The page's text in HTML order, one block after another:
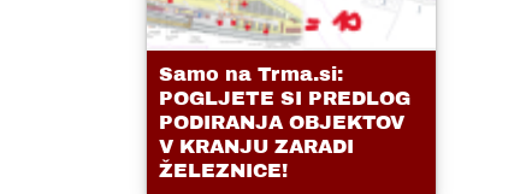
Samo na Trma.si:
POGLJETE SI PREDLOG
PODIRANJA OBJEKTOV
V KRANJU ZARADI
ŽELEZNICE!